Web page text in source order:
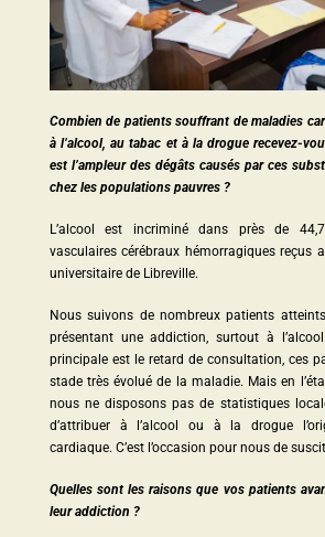
Combien de patients souffrant de maladies
à l’alcool, au tabac et à la drogue recevez-
est l’ampleur des dégâts causés par ces
chez les populations pauvres ?
L’alcool est incriminé dans près de
vasculaires cérébraux hémorragiques reçus
universitaire de Libreville.
Nous suivons de nombreux patients
présentant une addiction, surtout à
principale est le retard de consultation, ces
stade très évolué de la maladie. Mais en
nous ne disposons pas de statistiques
d’attribuer à l’alcool ou à la drogue
cardiaque. C’est l’occasion pour nous de
Quelles sont les raisons que vos patients
leur addiction ?